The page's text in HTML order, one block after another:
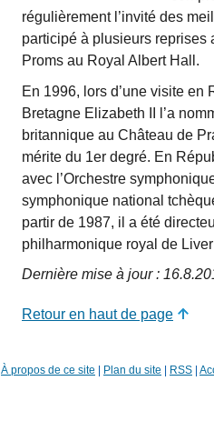
régulièrement l’invité des
participé à plusieurs
Proms au Royal Albert Hall.
En 1996, lors d’une visite
Bretagne Elizabeth II l’a
britannique au Château de
mérite du 1er degré. En
avec l’Orchestre
symphonique national
partir de 1987, il a été
philharmonique royal de
Dernière mise à jour :
Retour en haut de page
À propos de ce site Plan du site RSS